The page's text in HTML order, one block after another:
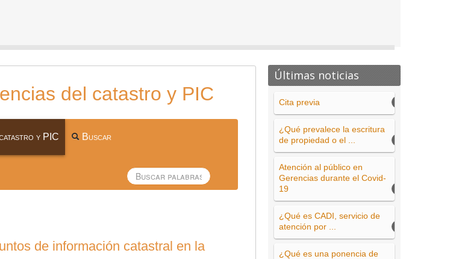
del catastro y PIC
y PIC Buscar
de información catastral en la
Últimas noticias
Cita previa
¿Qué prevalece la escritura
de propiedad o el ...
Atención al público en
Gerencias durante el Covid-
19
¿Qué es CADI, servicio de
atención por ...
¿Qué es una ponencia de